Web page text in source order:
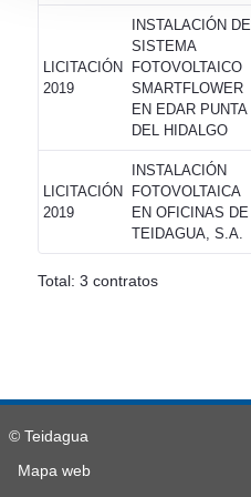
LICITACIÓN
2019
INSTALACIÓN DE
SISTEMA
FOTOVOLTAICO
SMARTFLOWER
EN EDAR PUNTA
DEL HIDALGO
LICITACIÓN
2019
INSTALACIÓN
FOTOVOLTAICA
EN OFICINAS DE
TEIDAGUA, S.A.
Total: 3 contratos
© Teidagua
Mapa web